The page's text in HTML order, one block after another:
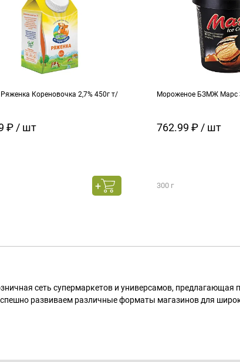
Кореновочка 2,7% 450г т/
₽ / шт
Мороженое БЗМЖ Марс
762.99 ₽ / шт
300 г
сеть супермаркетов и универсамов,
развиваем различные форматы магазинов для